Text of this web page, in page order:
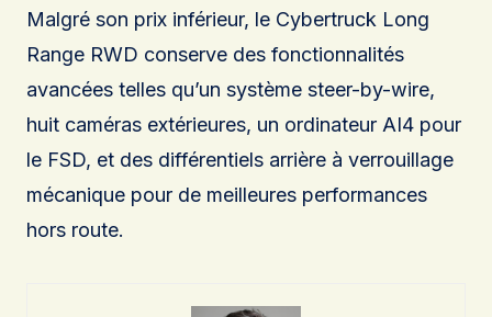
Malgré son prix inférieur, le Cybertruck Long
Range RWD conserve des fonctionnalités
avancées telles qu’un système steer-by-wire,
huit caméras extérieures, un ordinateur AI4 pour
le FSD, et des différentiels arrière à verrouillage
mécanique pour de meilleures performances
hors route.